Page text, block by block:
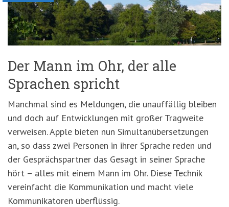
Der Mann im Ohr, der alle
Sprachen spricht
Manchmal sind es Meldungen, die unauffällig bleiben
und doch auf Entwicklungen mit großer Tragweite
verweisen. Apple bieten nun Simultanübersetzungen
an, so dass zwei Personen in ihrer Sprache reden und
der Gesprächspartner das Gesagt in seiner Sprache
hört – alles mit einem Mann im Ohr. Diese Technik
vereinfacht die Kommunikation und macht viele
Kommunikatoren überflüssig.